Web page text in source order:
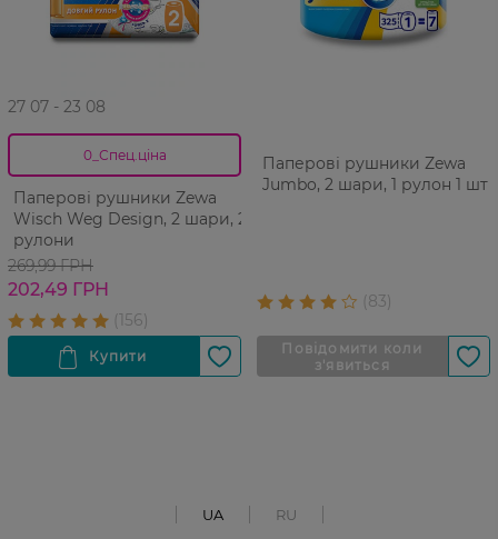
27 07 - 23 08
0_Спец.ціна
Паперові рушники Zewa
Wisch Weg Design, 2 шари, 2
рулони
269,99 ГРН
202,49 ГРН
Паперові рушники Zewa
Jumbo, 2 шари, 1 рулон 1 шт
UA RU